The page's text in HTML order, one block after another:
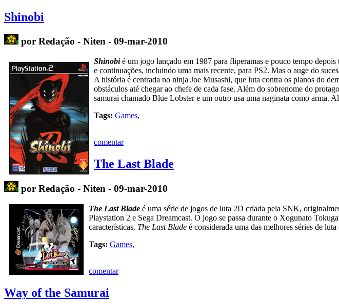
Shinobi
por Redação - Niten - 09-mar-2010
Shinobié um jogo lançado em 1987 para fliperamas e pouco tempo
e continuações, incluindo uma mais recente, para PS2. Mas o auge do
A história é centrada no ninja Joe Musashi, que luta contra os planos do
obstáculos até chegar ao chefe de cada fase. Além do sobrenome do
samurai chamado Blue Lobster e um outro usa uma naginata como arma.
Tags: Games,
comentar
The Last Blade
por Redação - Niten - 09-mar-2010
The Last Blade é uma série de jogos de luta 2D criada pela SNK,
Playstation 2 e Sega Dreamcast. O jogo se passa durante o Xogunato
características. The Last Blade é considerada uma das melhores séries de
Tags: Games,
comentar
Way of the Samurai